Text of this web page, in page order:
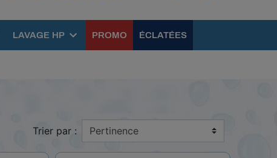
LAVAGE HP PROMO ÉCLATÉES
Trier par :